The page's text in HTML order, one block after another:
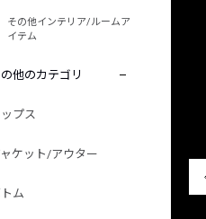
その他インテリア/ルームア
イテム
他のカテゴリ
ップス
ケット/アウター
ム